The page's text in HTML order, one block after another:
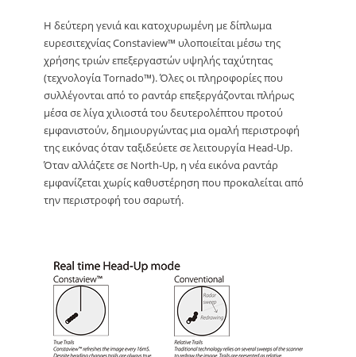
Η δεύτερη γενιά και κατοχυρωμένη με δίπλωμα
ευρεσιτεχνίας Constaview™ υλοποιείται μέσω της
χρήσης τριών επεξεργαστών υψηλής ταχύτητας
(τεχνολογία Tornado™). Όλες οι πληροφορίες που
συλλέγονται από το ραντάρ επεξεργάζονται πλήρως
μέσα σε λίγα χιλιοστά του δευτερολέπτου προτού
εμφανιστούν, δημιουργώντας μια ομαλή περιστροφή
της εικόνας όταν ταξιδεύετε σε λειτουργία Head-Up.
Όταν αλλάζετε σε North-Up, η νέα εικόνα ραντάρ
εμφανίζεται χωρίς καθυστέρηση που προκαλείται από
την περιστροφή του σαρωτή.